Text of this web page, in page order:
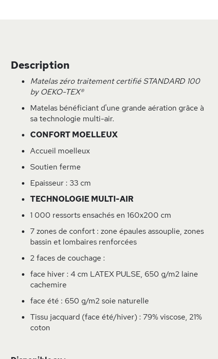
Description
Matelas zéro traitement certifié STANDARD 100
by OEKO-TEX®
Matelas bénéficiant d'une grande aération grâce à
sa technologie multi-air.
CONFORT MOELLEUX
Accueil moelleux
Soutien ferme
Epaisseur : 33 cm
TECHNOLOGIE MULTI-AIR
1 000 ressorts ensachés en 160x200 cm
7 zones de confort : zone épaules assouplie, zones
bassin et lombaires renforcées
2 faces de couchage :
face hiver : 4 cm LATEX PULSE, 650 g/m2 laine
cachemire
face été : 650 g/m2 soie naturelle
Tissu jacquard (face été/hiver) : 79% viscose, 21%
coton